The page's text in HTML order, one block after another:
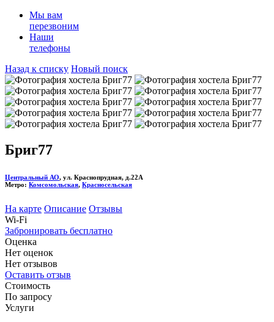
Мы вам
перезвоним
Наши
телефоны
Назад к списку Новый поиск
Бриг77
Центральный АО, ул. Краснопрудная, д.22А
Метро: Комсомольская, Красносельская
На карте Описание Отзывы
Wi-Fi
Забронировать бесплатно
Оценка
Нет оценок
Нет отзывов
Оставить отзыв
Стоимость
По запросу
Услуги